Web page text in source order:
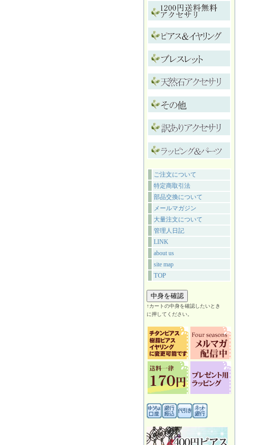
ご注文について
特定商取引法
部品交換について
メールマガジン
大量注文について
管理人日記
LINK
about us
site map
TOP
↑カートの中身を確認したいとき
に押してください。